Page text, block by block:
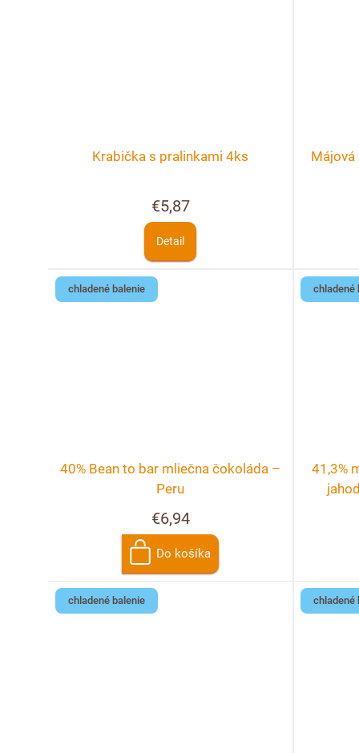
Krabička s pralinkami 4ks
€5,87
Detail
chladené balenie
40% Bean to bar mliečna čokoláda –
Peru
€6,94
Do košíka
chladené
41,3%
chladené balenie chladené